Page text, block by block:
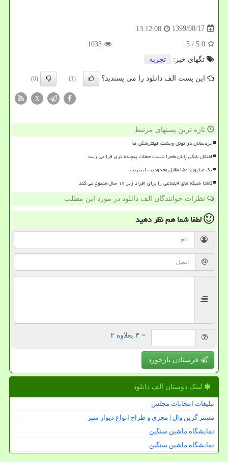
1399/08/17
13:12:08
5.0
/ 5
1033
تگهای خبر:
تجربه
این پست الف دانلود را می پسندید؟ (1)
(0)
X
تازه ترین پستهای مرتبط
خردسالان در تونل وحشت فیلترشکن ها
اختلال بانکی پایان ماجرا نیست حملات پیچیده تری فرا می رسد
یک میلیون امضا مقابل محدودیت اینترنت
کانادا شبکه های اجتماعی را برای افراد زیر ۱۶ سال ممنوع می کند
نظرات خوانندگان الف دانلود در مورد این مطلب
لطفا شما همنظر دهید
= ۳ بعلاوه ۲
فرستادن بازخورد
لینک دوستان الف دانلود
تبلیغات انتخابات مجلس
مستر گرین وال | مجری و طراح انواع دیوار سبز
نمایشگاه ماشین سنگین
نمایشگاه ماشین سنگین